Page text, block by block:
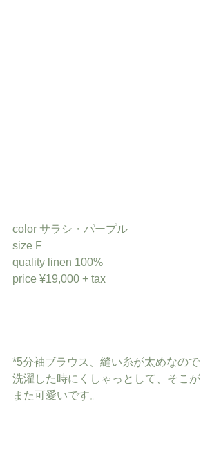
color サラシ・パープル
size F
quality linen 100%
price ¥19,000 + tax
*5分袖ブラウス、縫い糸が太めなので
洗濯した時にくしゃっとして、そこが
また可愛いです。